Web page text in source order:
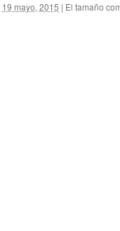
19 mayo, 2015 | El tamaño